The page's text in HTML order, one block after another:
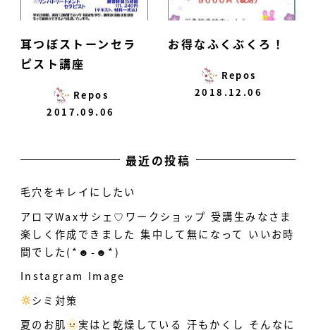
耳つぼストーンセラ
ピスト講座
Repos
2017.09.06
お得なふくぶくろ！
Repos
2018.12.06
最近の投稿
毛穴をキレイにしたい
アロマWaxサシェ♡ワークショップ 受講生みなさま
楽しく作成できました 集中して無になって いいお時
間でした(*☻-☻*)
Instagram Image
シミ対策
️ 夏のお肌 実はと乾燥している 汗もかくし そんなに